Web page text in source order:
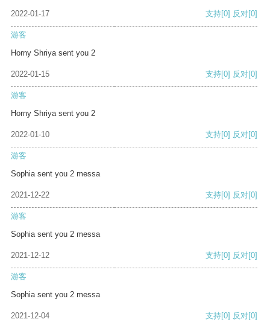
2022-01-17 支持[0] 反对[0]
游客
Horny Shriya sent you 2
2022-01-15 支持[0] 反对[0]
游客
Horny Shriya sent you 2
2022-01-10 支持[0] 反对[0]
游客
Sophia sent you 2 messa
2021-12-22 支持[0] 反对[0]
游客
Sophia sent you 2 messa
2021-12-12 支持[0] 反对[0]
游客
Sophia sent you 2 messa
2021-12-04 支持[0] 反对[0]